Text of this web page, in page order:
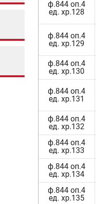
ф.844 оп.4
ед. хр.128
ф.844 оп.4
ед. хр.129
ф.844 оп.4
ед. хр.130
ф.844 оп.4
ед. хр.131
ф.844 оп.4
ед. хр.132
ф.844 оп.4
ед. хр.133
ф.844 оп.4
ед. хр.134
ф.844 оп.4
ед. хр.135